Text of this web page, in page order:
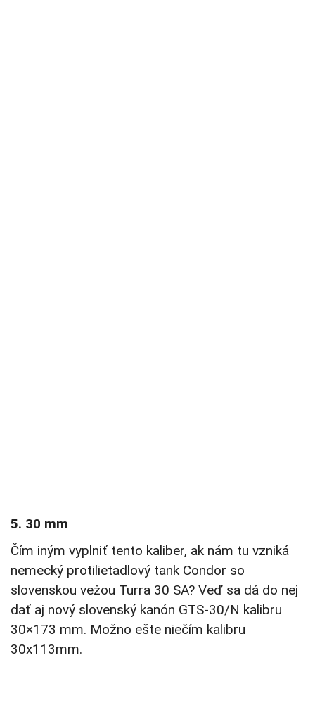
5. 30 mm
Čím iným vyplniť tento kaliber, ak nám tu vzniká
nemecký protilietadlový tank Condor so
slovenskou vežou Turra 30 SA? Veď sa dá do nej
dať aj nový slovenský kanón GTS-30/N kalibru
30×173 mm. Možno ešte niečím kalibru
30x113mm.